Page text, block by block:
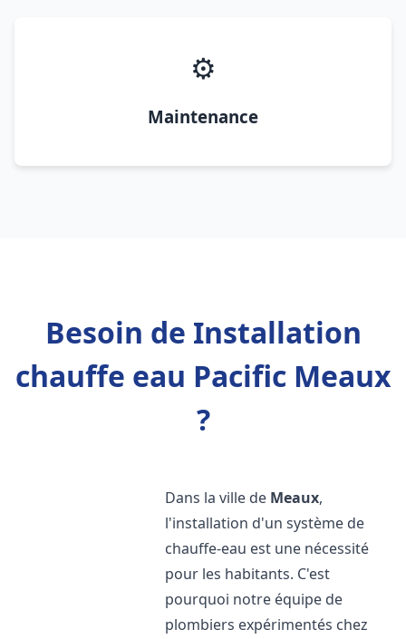
⚙️
Maintenance
Besoin de Installation
chauffe eau Pacific Meaux
?
Dans la ville de Meaux,
l'installation d'un système de
chauffe-eau est une nécessité
pour les habitants. C'est
pourquoi notre équipe de
plombiers expérimentés chez